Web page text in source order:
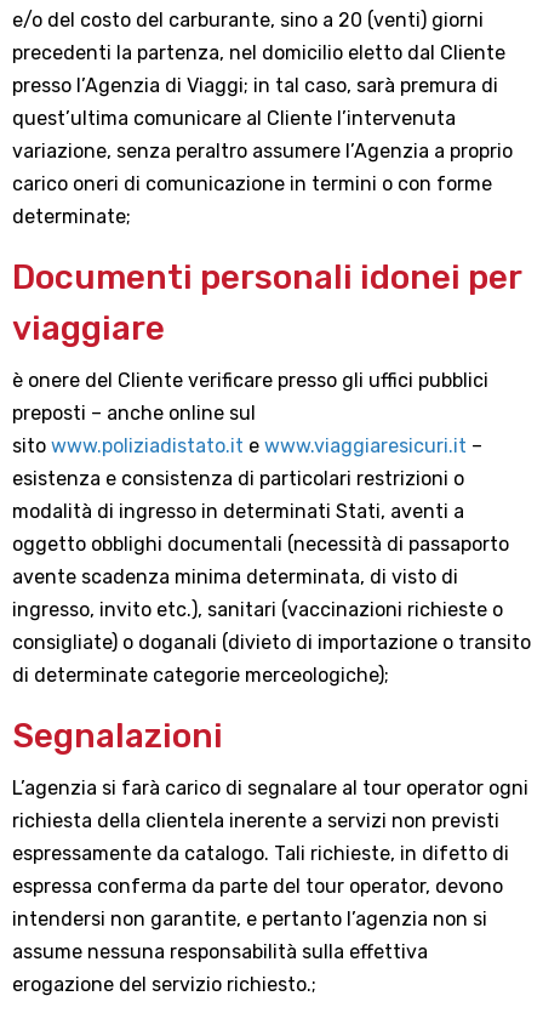
e/o del costo del carburante, sino a 20 (venti) giorni
precedenti la partenza, nel domicilio eletto dal Cliente
presso l’Agenzia di Viaggi; in tal caso, sarà premura di
quest’ultima comunicare al Cliente l’intervenuta
variazione, senza peraltro assumere l’Agenzia a proprio
carico oneri di comunicazione in termini o con forme
determinate;
Documenti personali idonei per
viaggiare
è onere del Cliente verificare presso gli uffici pubblici
preposti – anche online sul
sito www.poliziadistato.it e www.viaggiaresicuri.it –
esistenza e consistenza di particolari restrizioni o
modalità di ingresso in determinati Stati, aventi a
oggetto obblighi documentali (necessità di passaporto
avente scadenza minima determinata, di visto di
ingresso, invito etc.), sanitari (vaccinazioni richieste o
consigliate) o doganali (divieto di importazione o transito
di determinate categorie merceologiche);
Segnalazioni
L’agenzia si farà carico di segnalare al tour operator ogni
richiesta della clientela inerente a servizi non previsti
espressamente da catalogo. Tali richieste, in difetto di
espressa conferma da parte del tour operator, devono
intendersi non garantite, e pertanto l’agenzia non si
assume nessuna responsabilità sulla effettiva
erogazione del servizio richiesto.;